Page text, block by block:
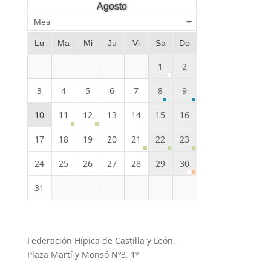
Agosto
Mes
Lu Ma Mi Ju Vi Sa Do
1 2
3 4 5 6 7 8 9
10 11 12 13 14 15 16
17 18 19 20 21 22 23
24 25 26 27 28 29 30
31
Federación Hípica de Castilla y León.
Plaza Martí y Monsó Nº3, 1º